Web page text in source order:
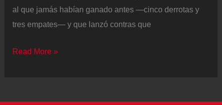
al que jamás habían ganado antes —cinco derrotas y
tres empates— y que lanzó contras que
España
Read More »